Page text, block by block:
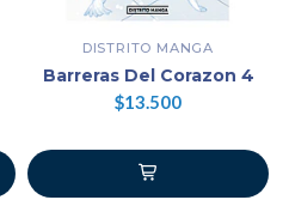
DISTRITO MANGA
Barreras Del Corazon 4
$13.500